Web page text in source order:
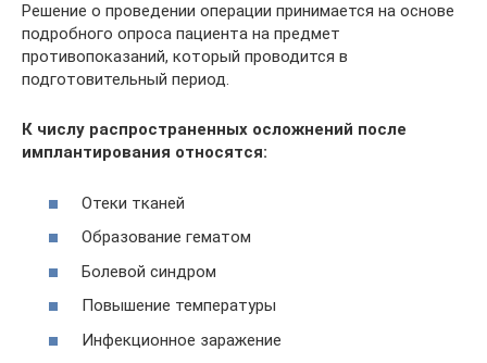
Решение о проведении операции принимается на основе
подробного опроса пациента на предмет
противопоказаний, который проводится в
подготовительный период.
К числу распространенных осложнений после
имплантирования относятся:
Отеки тканей
Образование гематом
Болевой синдром
Повышение температуры
Инфекционное заражение